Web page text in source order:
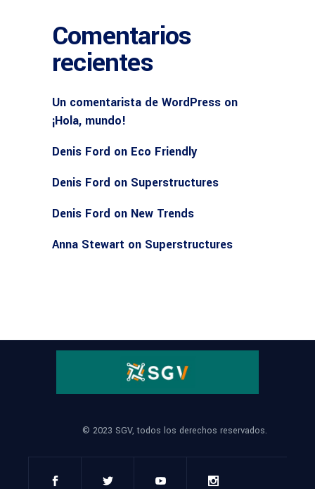
Comentarios
recientes
Un comentarista de WordPress on
¡Hola, mundo!
Denis Ford on Eco Friendly
Denis Ford on Superstructures
Denis Ford on New Trends
Anna Stewart on Superstructures
© 2023 SGV, todos los derechos reservados.